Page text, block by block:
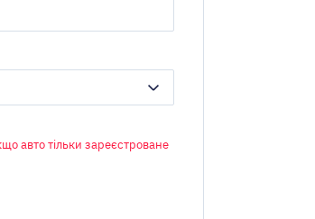
авто тільки зареєстроване